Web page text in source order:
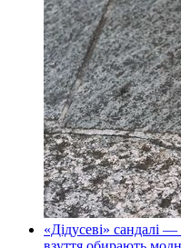
«Дідусеві» сандалі